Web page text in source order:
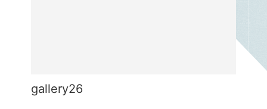
gallery26